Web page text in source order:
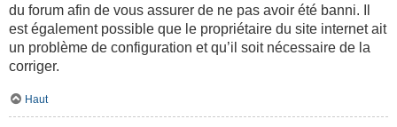
du forum afin de vous assurer de ne pas avoir été banni. Il
est également possible que le propriétaire du site internet ait
un problème de configuration et qu’il soit nécessaire de la
corriger.
Haut